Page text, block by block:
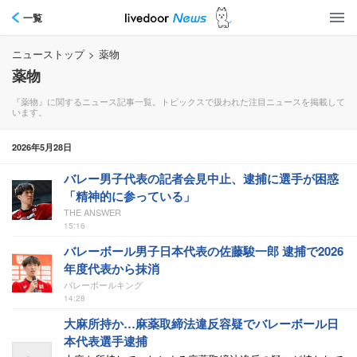
一覧
ニューストップ > 薬物
薬物
『薬物』に関するニュース記事一覧。トピックスで扱われた注目ニュースを掲載して
います。
2026年5月28日
バレー男子代表の記者会見中止、逮捕に選手が困惑
「精神的に参っている」
THE ANSWER
15:16
バレーボール男子日本代表の佐藤駿一郎 逮捕で2026
年度代表から抹消
バレーボールキング
14:28
大麻所持か…麻薬取締法違反容疑でバレーボール日
本代表選手逮捕